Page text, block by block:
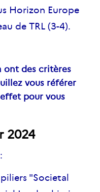
Horizon Europe
de TRL (3-4).
ont des critères
vous référer
pour vous
2024
:
piliers "Societal